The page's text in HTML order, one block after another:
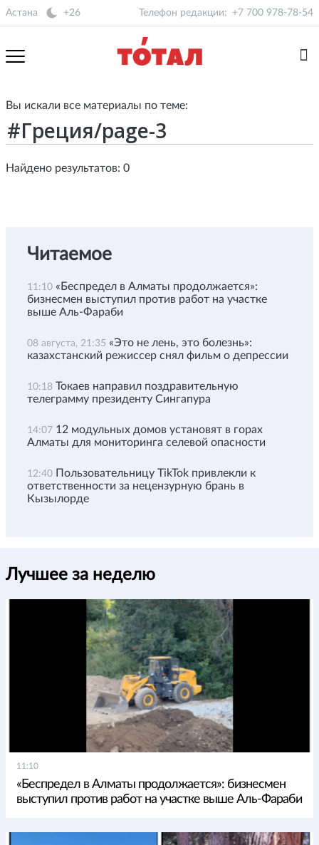
Астана +26 Телефон редакции: +7 700 978-78-54
Вы искали все материалы по теме:
Найдено результатов: 0
Читаемое
11:10 «Беспредел в Алматы продолжается»:
бизнесмен выступил против работ на участке
выше Аль-Фараби
08 августа, 21:35 «Это не лень, это болезнь»:
казахстанский режиссер снял фильм о депрессии
10:18 Токаев направил поздравительную
телеграмму президенту Сингапура
14:07 12 модульных домов установят в горах
Алматы для мониторинга селевой опасности
12:40 Пользовательницу TikTok привлекли к
ответственности за нецензурную брань в
Кызылорде
Лучшее за неделю
11:10
«Беспредел в Алматы продолжается»: бизнесмен
выступил против работ на участке выше Аль-Фараби